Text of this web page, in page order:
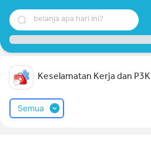
belanja apa hari ini?
Keselamatan Kerja dan P3K
Semua